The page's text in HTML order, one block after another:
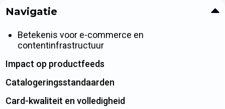
Navigatie
Betekenis voor e-commerce en
contentinfrastructuur
Impact op productfeeds
Catalogeringsstandaarden
Card-kwaliteit en volledigheid